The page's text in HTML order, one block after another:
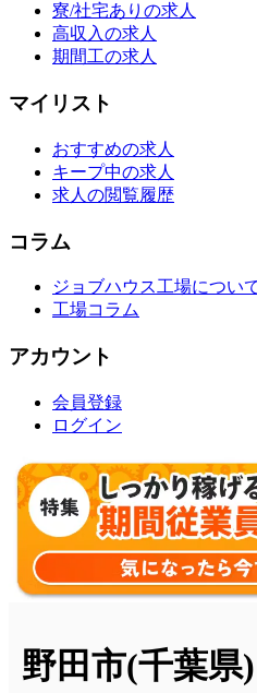
寮/社宅ありの求人
高収入の求人
期間工の求人
マイリスト
おすすめの求人
キープ中の求人
求人の閲覧履歴
コラム
ジョブハウス工場につい
工場コラム
アカウント
会員登録
ログイン
野田市(千葉県